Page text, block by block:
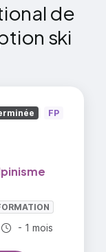
de
ski
Durée totale :
- 1 mois
FP